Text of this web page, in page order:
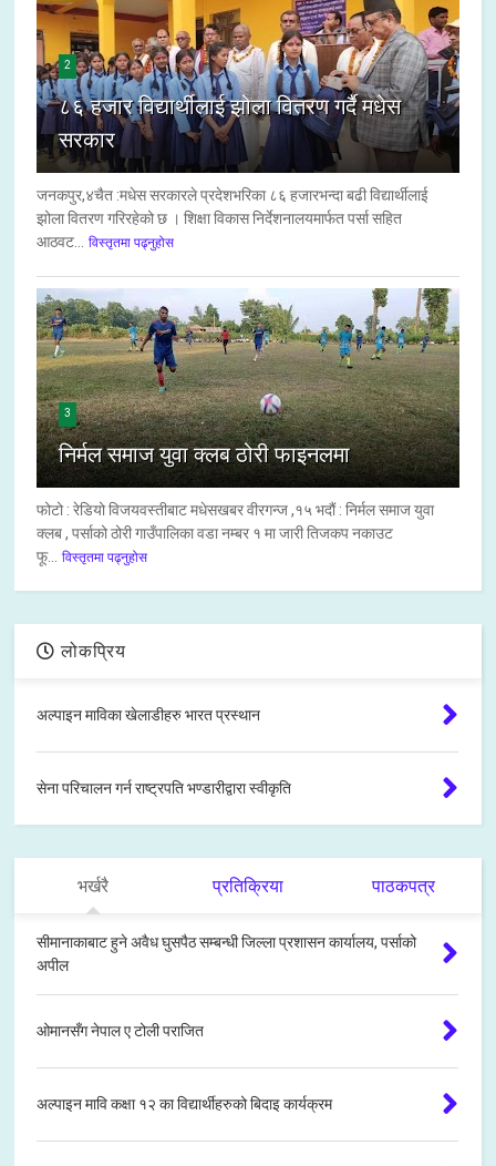
2
८६ हजार विद्यार्थीलाई झोला वितरण गर्दै मधेस
सरकार
जनकपुर,४चैत :मधेस सरकारले प्रदेशभरिका ८६ हजारभन्दा बढी विद्यार्थीलाई
झोला वितरण गरिरहेको छ । शिक्षा विकास निर्देशनालयमार्फत पर्सा सहित
आठवट...
विस्तृतमा पढ्नुहोस
3
निर्मल समाज युवा क्लब ठोरी फाइनलमा
फोटो : रेडियो विजयवस्तीबाट मधेसखबर वीरगन्ज ,१५ भदौं : निर्मल समाज युवा
क्लब , पर्साको ठोरी गाउँपालिका वडा नम्बर १ मा जारी तिजकप नकाउट
फू...
विस्तृतमा पढ्नुहोस
लोकप्रिय
अल्पाइन माविका खेलाडीहरु भारत प्रस्थान
सेना परिचालन गर्न राष्ट्रपति भण्डारीद्वारा स्वीकृति
भर्खरै प्रतिक्रिया पाठकपत्र
सीमानाकाबाट हुने अवैध घुसपैठ सम्बन्धी जिल्ला प्रशासन कार्यालय, पर्साको
अपील
ओमानसँग नेपाल ए टोली पराजित
अल्पाइन मावि कक्षा १२ का विद्यार्थीहरुको बिदाइ कार्यक्रम